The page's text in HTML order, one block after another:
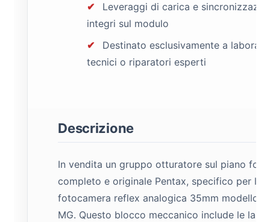
✔
Leveraggi di carica e
integri sul modulo
✔
Destinato esclusivamente a
tecnici o riparatori esperti
Descrizione
In vendita un gruppo otturatore sul piano
completo e originale Pentax, specifico per la
fotocamera reflex analogica 35mm modello
MG. Questo blocco meccanico include le